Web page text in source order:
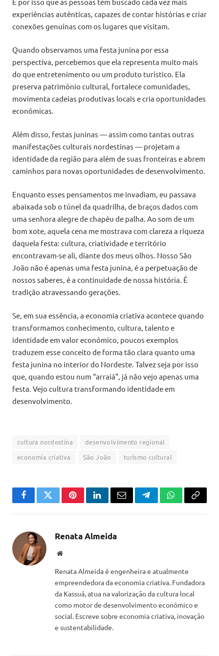
experiências autênticas, capazes de contar histórias e criar
conexões genuínas com os lugares que visitam.
Quando observamos uma festa junina por essa
perspectiva, percebemos que ela representa muito mais
do que entretenimento ou um produto turístico. Ela
preserva patrimônio cultural, fortalece comunidades,
movimenta cadeias produtivas locais e cria oportunidades
econômicas.
Além disso, festas juninas — assim como tantas outras
manifestações culturais nordestinas — projetam a
identidade da região para além de suas fronteiras e abrem
caminhos para novas oportunidades de desenvolvimento.
Enquanto esses pensamentos me invadiam, eu passava
abaixada sob o túnel da quadrilha, de braços dados com
uma senhora alegre de chapéu de palha. Ao som de um
bom xote, aquela cena me mostrava com clareza a riqueza
daquela festa: cultura, criatividade e território
encontravam-se ali, diante dos meus olhos. Nosso São
João não é apenas uma festa junina, é a perpetuação de
nossos saberes, é a continuidade de nossa história. É
tradição atravessando gerações.
Se, em sua essência, a economia criativa acontece quando
transformamos conhecimento, cultura, talento e
identidade em valor econômico, poucos exemplos
traduzem esse conceito de forma tão clara quanto uma
festa junina no interior do Nordeste. Talvez seja por isso
que, quando estou num “arraiá”, já não vejo apenas uma
festa. Vejo cultura transformando identidade em
desenvolvimento.
cultura nordestina
desenvolvimento regional
economia criativa
São João turismo cultural
FacebookTwitterPinterestLinkedInEmail TelegramWhatsApp
Copiar
Renata Almeida
Website
Renata Almeida é engenheira e atualmente
empreendedora da economia criativa. Fundadora
da Kassuá, atua na valorização da cultura local
como motor de desenvolvimento econômico e
social. Escreve sobre economia criativa, inovação
e sustentabilidade.